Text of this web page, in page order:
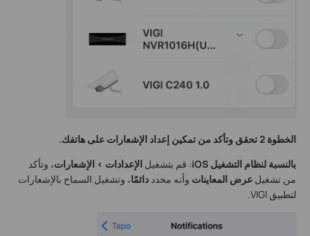
الخطوة 2 تحقق وتأكد من تمكين إعداد الإشعارات على هاتفك.
بالنسبة لنظام التشغيل iOS
: قم بتشغيل الإعدادات > الإشعارات، وتأكد
من تشغيل عرض المعاينات وأنه محدد دائمًا، وتشغيل السماح بالإشعارات
لتطبيق VIGI.